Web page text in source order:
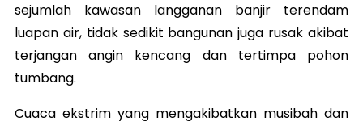
sejumlah kawasan langganan banjir terendam
luapan air, tidak sedikit bangunan juga rusak akibat
terjangan angin kencang dan tertimpa pohon
tumbang.
Cuaca ekstrim yang mengakibatkan musibah dan